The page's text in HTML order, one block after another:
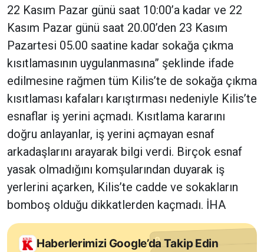
22 Kasım Pazar günü saat 10:00’a kadar ve 22
Kasım Pazar günü saat 20.00’den 23 Kasım
Pazartesi 05.00 saatine kadar sokağa çıkma
kısıtlamasının uygulanmasına” şeklinde ifade
edilmesine rağmen tüm Kilis’te de sokağa çıkma
kısıtlaması kafaları karıştırması nedeniyle Kilis’te
esnaflar iş yerini açmadı. Kısıtlama kararını
doğru anlayanlar, iş yerini açmayan esnaf
arkadaşlarını arayarak bilgi verdi. Birçok esnaf
yasak olmadığını komşularından duyarak iş
yerlerini açarken, Kilis’te cadde ve sokakların
bomboş olduğu dikkatlerden kaçmadı. İHA
Haberlerimizi Google’da Takip Edin